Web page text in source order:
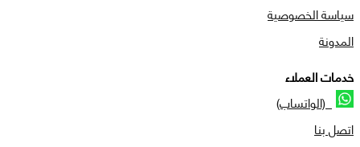
سياسة الخصوصية
المدونة
خدمات العملاء
(الواتساب)
اتصل بنا